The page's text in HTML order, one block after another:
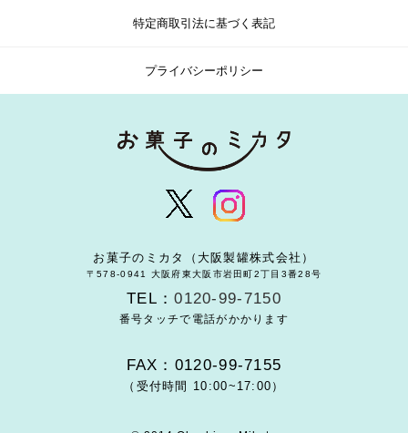
特定商取引法に基づく表記
プライバシーポリシー
お菓子のミカタ（大阪製罐株式会社）
〒578-0941 大阪府東大阪市岩田町2丁目3番28号
TEL：0120-99-7150
番号タッチで電話がかかります
FAX：0120-99-7155
（受付時間 10:00~17:00）